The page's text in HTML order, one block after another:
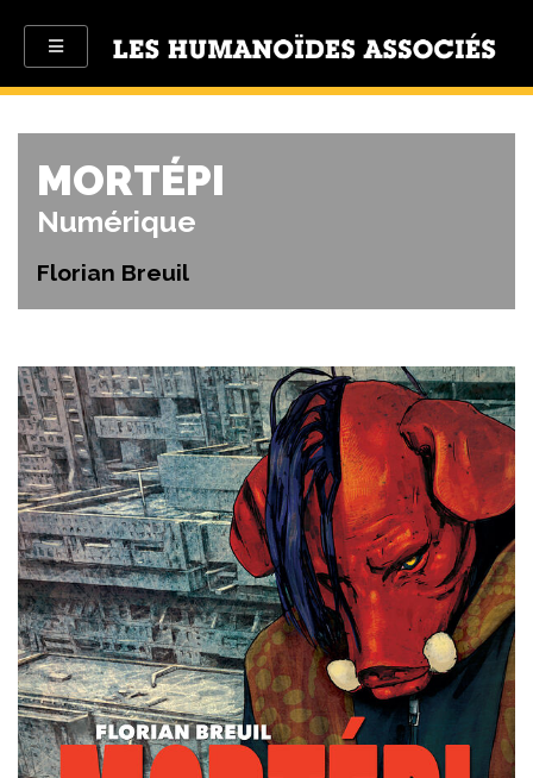
MORTÉPI
Numérique
Florian Breuil